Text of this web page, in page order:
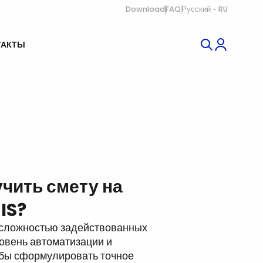
DownloadFAQ Русский - RU
смету на
задействованных
автоматизации и
сформулировать точное